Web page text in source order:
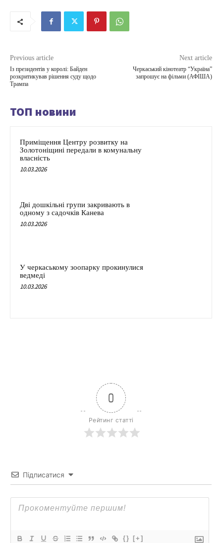
Previous article
Із президентів у королі: Байден
розкритикував рішення суду щодо
Трампа
Next article
Черкаський кінотеатр “Україна”
запрошує на фільми (АФІША)
ТОП новини
Приміщення Центру розвитку на
Золотоніщині передали в комунальну
власність
10.03.2026
Дві дошкільні групи закривають в
одному з садочків Канева
10.03.2026
У черкаському зоопарку прокинулися
ведмеді
10.03.2026
0
Рейтинг статті
Підписатися
{} [+]